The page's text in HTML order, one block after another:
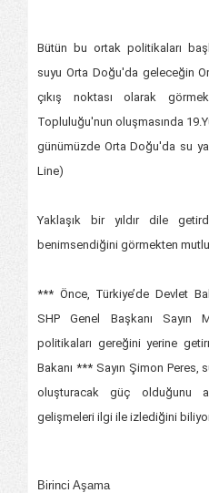
Bütün bu ortak politikaları
suyu Orta Doğu'da geleceğin
çıkış noktası olarak
Topluluğu'nun oluşmasında
günümüzde Orta Doğu'da su
Line)
Yaklaşık bir yıldır dile
benimsendiğini görmekten
*** Önce, Türkiye’de Devlet
SHP Genel Başkanı Sayın
politikaları gereğini yerine
Bakanı *** Sayın Şimon Peres,
oluşturacak güç olduğunu
gelişmeleri ilgi ile izlediğini
Birinci Aşama